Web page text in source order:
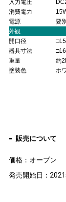
入力電圧
消費電力
電源
要
外観
開口径
器具寸法
重量
約
塗装色
ホ
販売について
価格：オープン
発売開始日：2021